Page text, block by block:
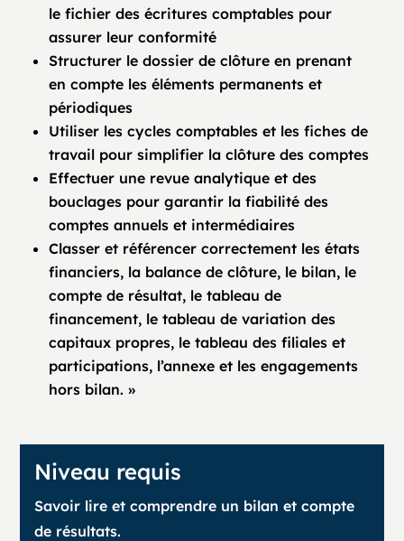
le fichier des écritures comptables pour
assurer leur conformité
Structurer le dossier de clôture en prenant
en compte les éléments permanents et
périodiques
Utiliser les cycles comptables et les fiches de
travail pour simplifier la clôture des comptes
Effectuer une revue analytique et des
bouclages pour garantir la fiabilité des
comptes annuels et intermédiaires
Classer et référencer correctement les états
financiers, la balance de clôture, le bilan, le
compte de résultat, le tableau de
financement, le tableau de variation des
capitaux propres, le tableau des filiales et
participations, l’annexe et les engagements
hors bilan. »
Niveau requis
Savoir lire et comprendre un bilan et compte
de résultats.